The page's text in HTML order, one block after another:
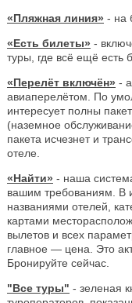
«Пляжная линия» - на
«Есть билеты» -
туры, где всё ещё есть
«Перелёт включён» -
авиаперелётом. По
интересует полны
(наземное
пакета исчезнет и
отеле.
«Найти» - наша
вашим требованиям. В
названиями отелей,
картами
вылетов и всех
главное — цена. Это
Бронируйте сейчас.
"Все туры" - зеленая